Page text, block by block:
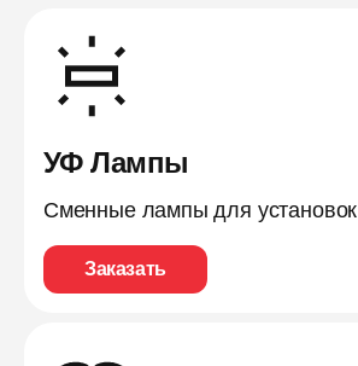
УФ Лампы
Сменные лампы для установок
Заказать